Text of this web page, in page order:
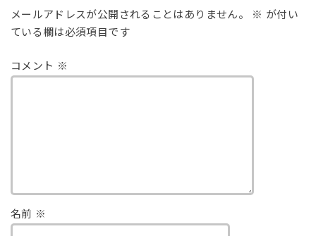
メールアドレスが公開されることはありません。 ※ が付い
ている欄は必須項目です
コメント ※
名前 ※